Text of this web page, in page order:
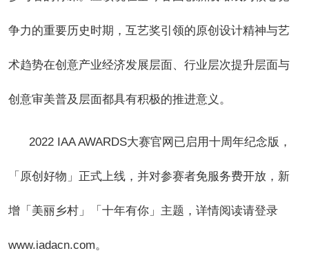
争力的重要历史时期，互艺奖引领的原创设计精神与艺
术趋势在创意产业经济发展层面、行业层次提升层面与
创意审美普及层面都具有积极的推进意义。
2022 IAA AWARDS大赛官网已启用十周年纪念版，
「原创好物」正式上线，并对参赛者免服务费开放，新
增「美丽乡村」「十年有你」主题，详情阅读请登录
www.iadacn.com。